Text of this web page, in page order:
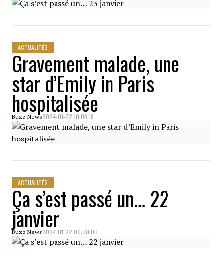
ACTUALITÉS
Gravement malade, une
star d’Emily in Paris
hospitalisée
Buzz News2024-01-22 10:06:18
ACTUALITÉS
Ça s’est passé un… 22
janvier
Buzz News2024-01-22 00:00:00